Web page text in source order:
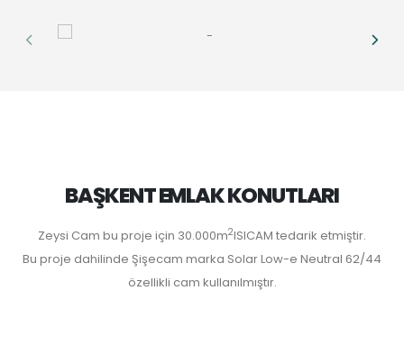
BAŞKENT EMLAK KONUTLARI
Zeysi Cam bu proje için 30.000m2ISICAM tedarik etmiştir.
Bu proje dahilinde Şişecam marka Solar Low-e Neutral 62/44
özellikli cam kullanılmıştır.